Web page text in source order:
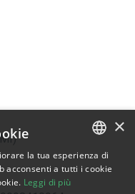
ITALIAN
×
la tua esperienza di
acconsenti a tutti i cookie
Leggi di più